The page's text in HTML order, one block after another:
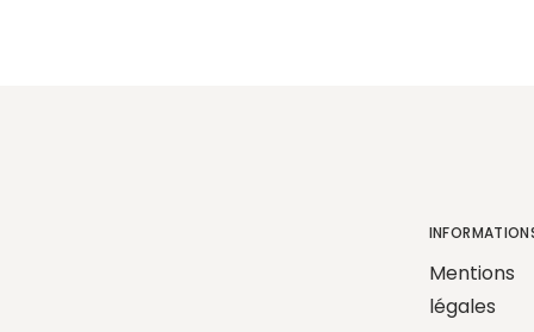
Mentions
légales